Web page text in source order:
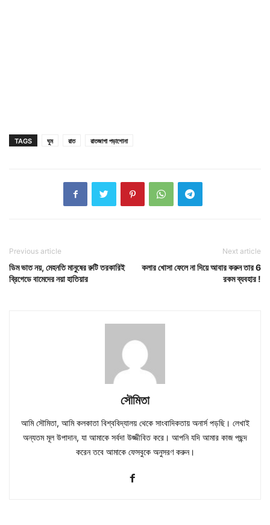
TAGS ঘুম রাত রাতজাগা পড়াশোনা
Previous article
ডিম ভাত নয়, মেহনতি মানুষের রুটি তরকারিই
ব্রিগেডে বামেদের নয়া হাতিয়ার
Next article
কলার খোসা ফেলে না দিয়ে আবার করুন তার 6
রকম ব্যবহার !
সৌমিতা
আমি সৌমিতা, আমি কলকাতা বিশ্ববিদ্যালয় থেকে সাংবাদিকতায় অনার্স পড়ছি। লেখাই
অন্যতম মূল উপাদান, যা আমাকে সর্বদা উজ্জীবিত করে। আপনি যদি আমার কাজ পছন্দ
করেন তবে আমাকে ফেসবুকে অনুসরণ করুন।